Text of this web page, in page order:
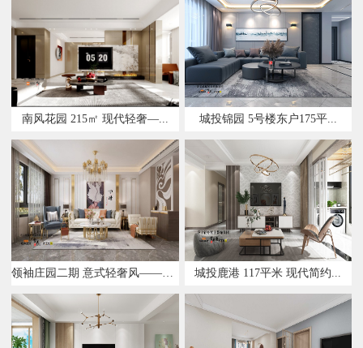
南风花园 215㎡ 现代轻奢—... 城投锦园 5号楼东户175平...
城投鹿港 117平米 现代简约...